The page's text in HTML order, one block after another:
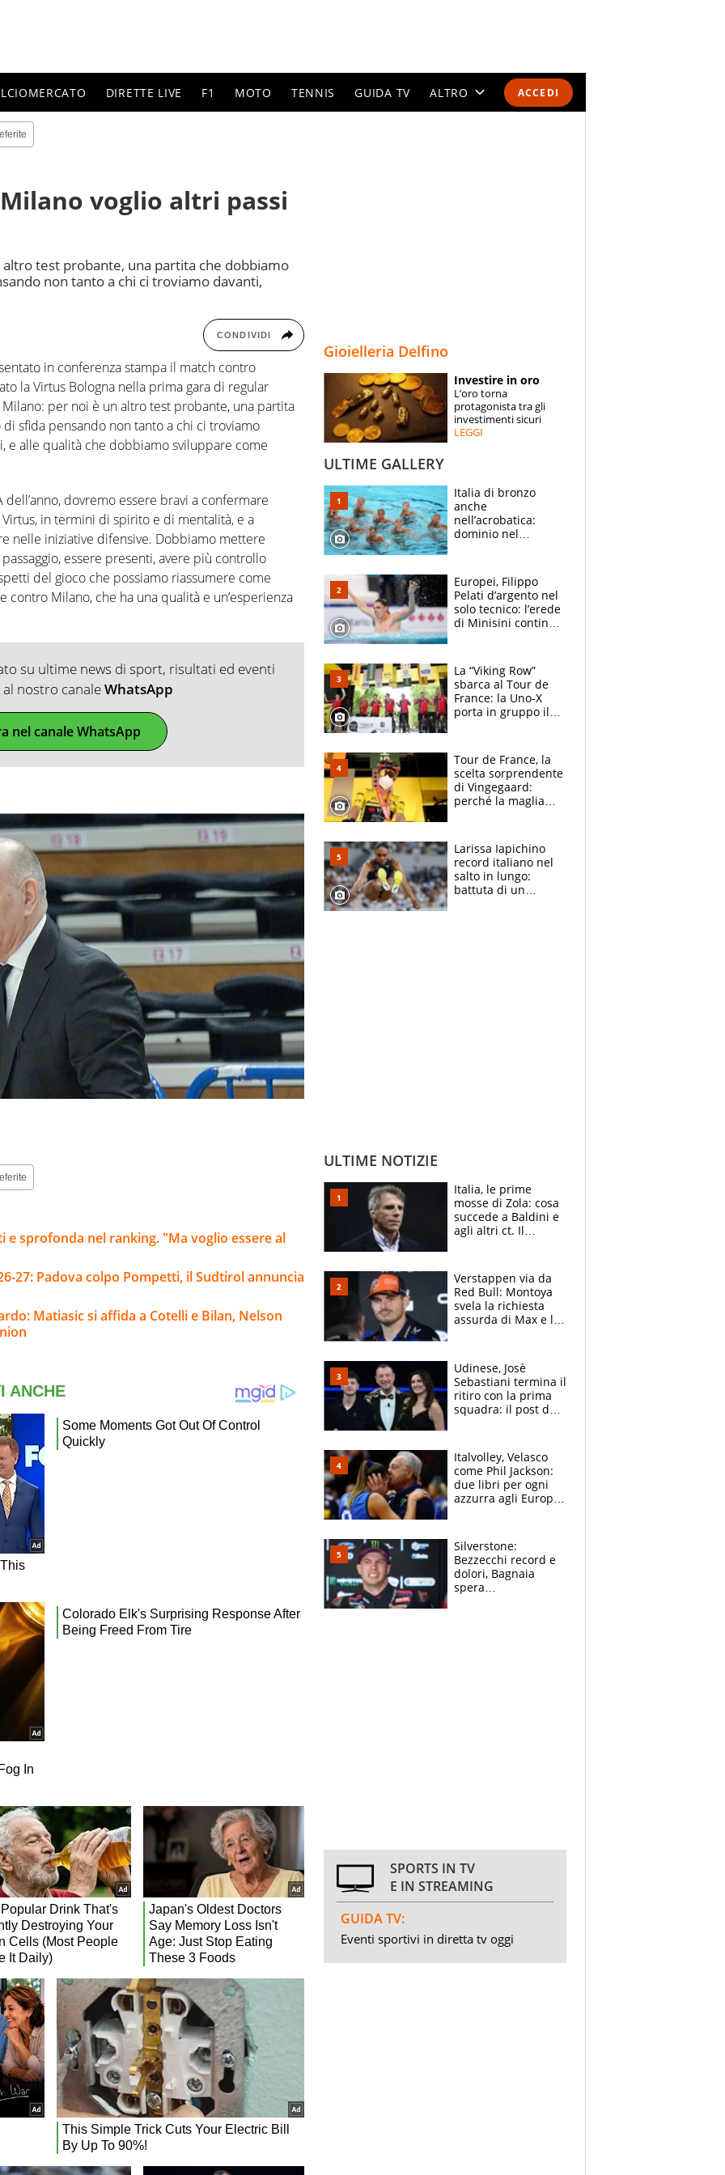
ACCEDI
DIRETTE LIVE F1 MOTO TENNIS GUIDA TV ALTRO
SPECIALI
ESPERTI
voglio altri passi
test probante, una partita che dobbiamo
non tanto a chi ci troviamo davanti,
CONDIVIDI
in conferenza stampa il match contro
la Virtus Bologna nella prima gara di regular
per noi è un altro test probante, una partita
sfida pensando non tanto a chi ci troviamo
e alle qualità che dobbiamo sviluppare come
dovremo essere bravi a confermare
in termini di spirito e di mentalità, e a
nelle iniziative difensive. Dobbiamo mettere
essere presenti, avere più controllo
del gioco che possiamo riassumere come
contro Milano, che ha una qualità e un’esperienza
su ultime news di sport, risultati ed eventi
al nostro canaleWhatsApp
nel canale WhatsApp
e sprofonda nel ranking. "Ma voglio essere al
27: Padova colpo Pompetti, il Sudtirol annuncia
Matiasic si affida a Cotelli e Bilan, Nelson
Gioielleria Delfino
Investire in oro
L’oro torna
protagonista tra gli
investimenti sicuri
LEGGI
ULTIME GALLERY
Italia di bronzo
anche
nell’acrobatica:
dominio nel
e compagni
continuare
Europei, Filippo
Pelati d’argento nel
solo tecnico: l’erede
di Minisini continua
mirino
La “Viking Row”
sbarca al Tour de
France: la Uno-X
porta in gruppo il
compagni
Tour de France, la
scelta sorprendente
di Vingegaard:
perché la maglia
rischio da evitare
Larissa Iapichino
record italiano nel
salto in lungo:
battuta di un
ULTIME NOTIZIE
Italia, le prime
mosse di Zola: cosa
succede a Baldini e
agli altri ct. Il
azzurri
Verstappen via da
Red Bull: Montoya
svela la richiesta
assurda di Max e lo
McLaren siano
meglio?”
Udinese, Josè
Sebastiani termina il
ritiro con la prima
squadra: il post del
sfondo
Italvolley, Velasco
come Phil Jackson:
due libri per ogni
azzurra agli Europei.
Silverstone:
Bezzecchi record e
dolori, Bagnaia
spera
SPORTS IN TV
E IN STREAMING
GUIDA TV:
Eventi sportivi in diretta tv oggi